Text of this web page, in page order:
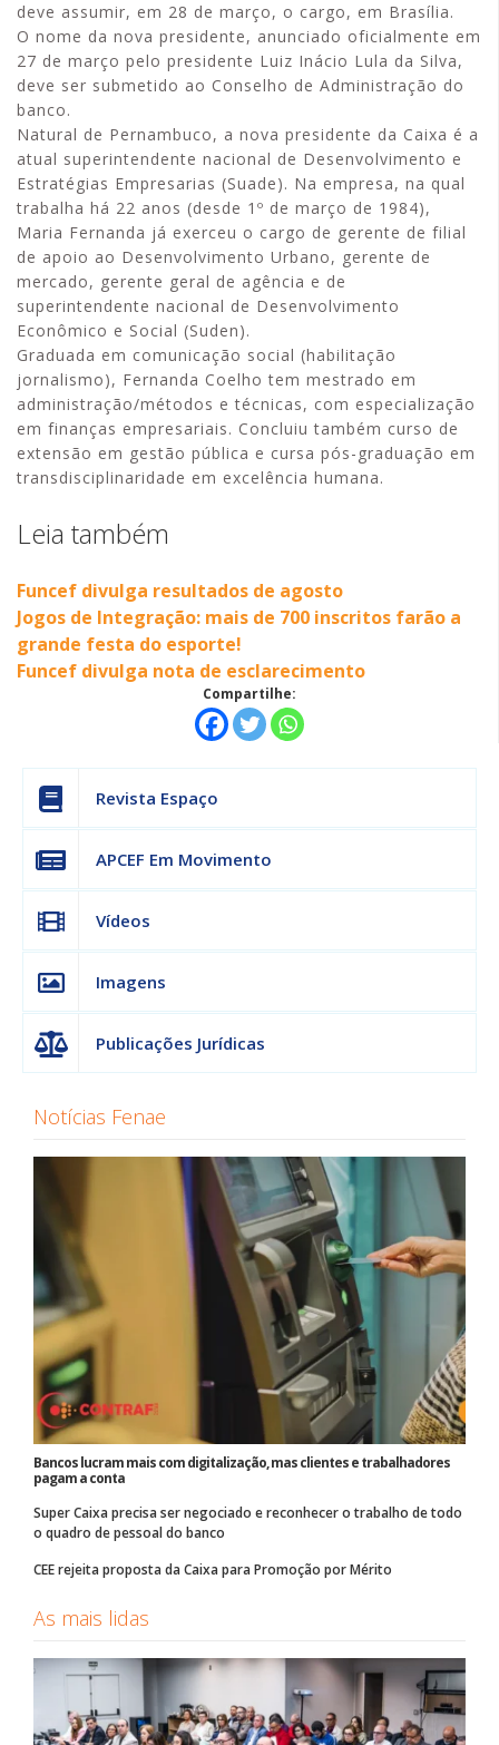
deve assumir, em 28 de março, o cargo, em Brasília.
O nome da nova presidente, anunciado oficialmente em
27 de março pelo presidente Luiz Inácio Lula da Silva,
deve ser submetido ao Conselho de Administração do
banco.
Natural de Pernambuco, a nova presidente da Caixa é a
atual superintendente nacional de Desenvolvimento e
Estratégias Empresarias (Suade). Na empresa, na qual
trabalha há 22 anos (desde 1º de março de 1984),
Maria Fernanda já exerceu o cargo de gerente de filial
de apoio ao Desenvolvimento Urbano, gerente de
mercado, gerente geral de agência e de
superintendente nacional de Desenvolvimento
Econômico e Social (Suden).
Graduada em comunicação social (habilitação
jornalismo), Fernanda Coelho tem mestrado em
administração/métodos e técnicas, com especialização
em finanças empresariais. Concluiu também curso de
extensão em gestão pública e cursa pós-graduação em
transdisciplinaridade em excelência humana.
Leia também
Funcef divulga resultados de agosto
Jogos de Integração: mais de 700 inscritos farão a
grande festa do esporte!
Funcef divulga nota de esclarecimento
Compartilhe:
Revista Espaço
APCEF Em Movimento
Vídeos
Imagens
Publicações Jurídicas
Notícias Fenae
Bancos lucram mais com digitalização, mas clientes e trabalhadores
pagam a conta
Super Caixa precisa ser negociado e reconhecer o trabalho de todo
o quadro de pessoal do banco
CEE rejeita proposta da Caixa para Promoção por Mérito
As mais lidas